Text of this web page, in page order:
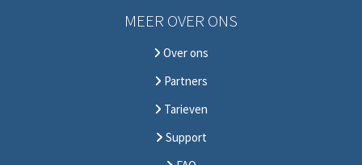
MEER OVER ONS
Over ons
Partners
Tarieven
Support